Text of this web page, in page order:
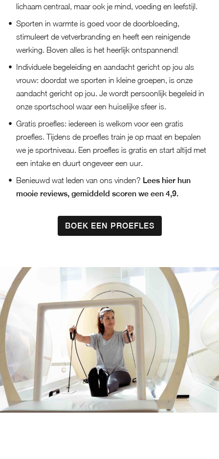
lichaam centraal, maar ook je mind, voeding en leefstijl.
Sporten in warmte is goed voor de doorbloeding,
stimuleert de vetverbranding en heeft een reinigende
werking. Boven alles is het heerlijk ontspannend!
Individuele begeleiding en aandacht gericht op jou als
vrouw: doordat we sporten in kleine groepen, is onze
aandacht gericht op jou. Je wordt persoonlijk begeleid in
onze sportschool waar een huiselijke sfeer is.
Gratis proefles: iedereen is welkom voor een gratis
proefles. Tijdens de proefles train je op maat en bepalen
we je sportniveau. Een proefles is gratis en start altijd met
een intake en duurt ongeveer een uur.
Benieuwd wat leden van ons vinden? Lees hier hun
mooie reviews, gemiddeld scoren we een 4,9.
BOEK EEN PROEFLES